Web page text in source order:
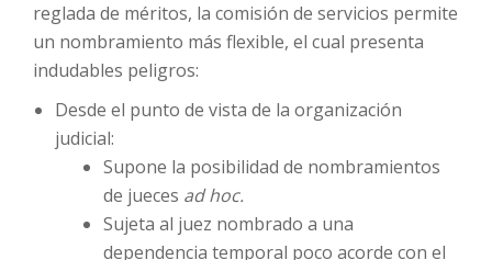
reglada de méritos, la comisión de servicios permite
un nombramiento más flexible, el cual presenta
indudables peligros:
Desde el punto de vista de la organización
judicial:
Supone la posibilidad de nombramientos
de jueces ad hoc.
Sujeta al juez nombrado a una
dependencia temporal poco acorde con el